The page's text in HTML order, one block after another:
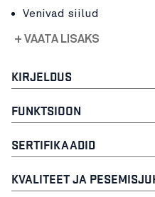
Venivad siilud
+ VAATA LISAKS
KIRJELDUS
FUNKTSIOON
SERTIFIKAADID
KVALITEET JA